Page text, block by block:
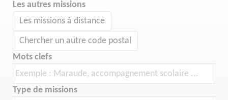
Les autres missions
Les missions à distance
Chercher un autre code postal
Mots clefs
Type de missions